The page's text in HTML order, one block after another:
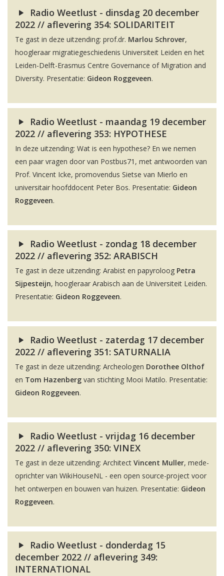
Radio Weetlust - dinsdag 20 december
2022 // aflevering 354: SOLIDARITEIT
Te gast in deze uitzending: prof.dr. Marlou Schrover,
hoogleraar migratiegeschiedenis Universiteit Leiden en het
Leiden-Delft-Erasmus Centre Governance of Migration and
Diversity. Presentatie: Gideon Roggeveen.
Radio Weetlust - maandag 19 december
2022 // aflevering 353: HYPOTHESE
In deze uitzending: Wat is een hypothese? En we nemen
een paar vragen door van Postbus71, met antwoorden van
Prof. Vincent Icke, promovendus Sietse van Mierlo en
universitair hoofddocent Peter Bos. Presentatie: Gideon
Roggeveen.
Radio Weetlust - zondag 18 december
2022 // aflevering 352: ARABISCH
Te gast in deze uitzending: Arabist en papyroloog Petra
Sijpesteijn, hoogleraar Arabisch aan de Universiteit Leiden.
Presentatie: Gideon Roggeveen.
Radio Weetlust - zaterdag 17 december
2022 // aflevering 351: SATURNALIA
Te gast in deze uitzending: Archeologen Dorothee Olthof
en Tom Hazenberg van stichting Mooi Matilo. Presentatie:
Gideon Roggeveen.
Radio Weetlust - vrijdag 16 december
2022 // aflevering 350: VINEX
Te gast in deze uitzending: Architect Vincent Muller, mede-
oprichter van WikiHouseNL - een open source-project voor
het ontwerpen en bouwen van huizen. Presentatie: Gideon
Roggeveen.
Radio Weetlust - donderdag 15
december 2022 // aflevering 349:
INTERNATIONAL